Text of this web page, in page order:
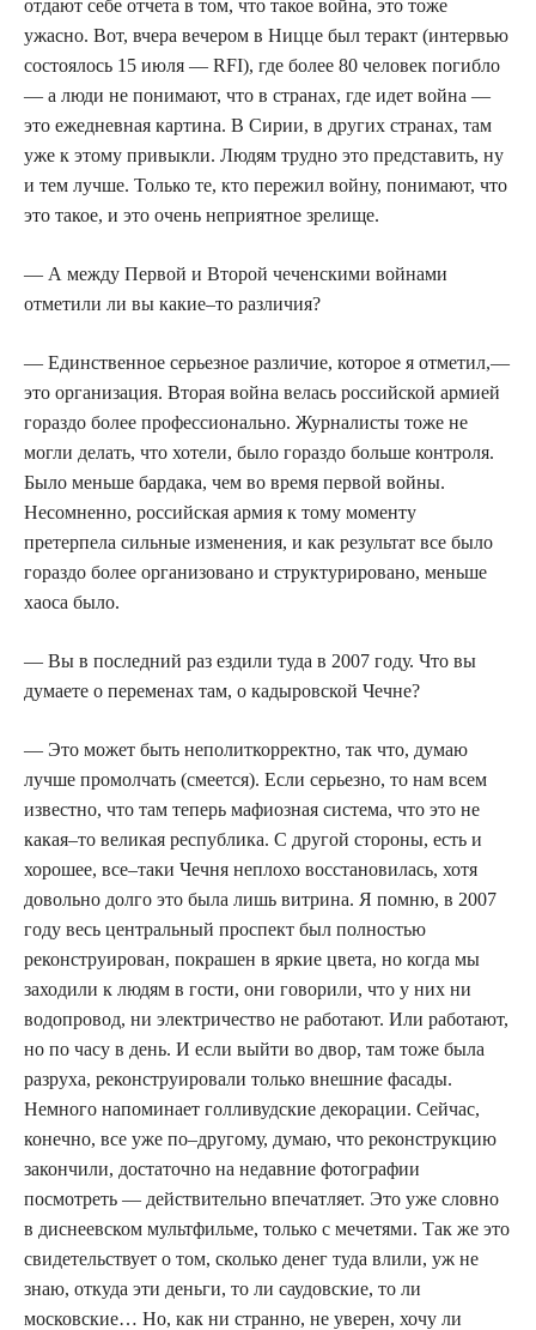
отдают себе отчета в том, что такое война, это тоже
ужасно. Вот, вчера вечером в Ницце был теракт (интервью
состоялось 15 июля — RFI), где более 80 человек погибло
— а люди не понимают, что в странах, где идет война —
это ежедневная картина. В Сирии, в других странах, там
уже к этому привыкли. Людям трудно это представить, ну
и тем лучше. Только те, кто пережил войну, понимают, что
это такое, и это очень неприятное зрелище.
— А между Первой и Второй чеченскими войнами
отметили ли вы какие–то различия?
— Единственное серьезное различие, которое я отметил,—
это организация. Вторая война велась российской армией
гораздо более профессионально. Журналисты тоже не
могли делать, что хотели, было гораздо больше контроля.
Было меньше бардака, чем во время первой войны.
Несомненно, российская армия к тому моменту
претерпела сильные изменения, и как результат все было
гораздо более организовано и структурировано, меньше
хаоса было.
— Вы в последний раз ездили туда в 2007 году. Что вы
думаете о переменах там, о кадыровской Чечне?
— Это может быть неполиткорректно, так что, думаю
лучше промолчать (смеется). Если серьезно, то нам всем
известно, что там теперь мафиозная система, что это не
какая–то великая республика. С другой стороны, есть и
хорошее, все–таки Чечня неплохо восстановилась, хотя
довольно долго это была лишь витрина. Я помню, в 2007
году весь центральный проспект был полностью
реконструирован, покрашен в яркие цвета, но когда мы
заходили к людям в гости, они говорили, что у них ни
водопровод, ни электричество не работают. Или работают,
но по часу в день. И если выйти во двор, там тоже была
разруха, реконструировали только внешние фасады.
Немного напоминает голливудские декорации. Сейчас,
конечно, все уже по–другому, думаю, что реконструкцию
закончили, достаточно на недавние фотографии
посмотреть — действительно впечатляет. Это уже словно
в диснеевском мультфильме, только с мечетями. Так же это
свидетельствует о том, сколько денег туда влили, уж не
знаю, откуда эти деньги, то ли саудовские, то ли
московские… Но, как ни странно, не уверен, хочу ли